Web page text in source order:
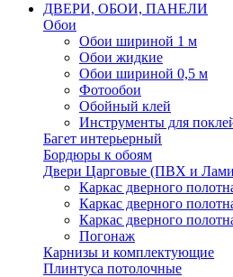
ДВЕРИ, ОБОИ, ПАНЕЛИ
Обои
Обои шириной 1 м
Обои жидкие
Обои шириной 0,5 м
Фотообои
Обойный клей
Инструменты для
Багет интерьерный
Бордюры к обоям
Двери Царговые (ПВХ и
Каркас дверного
Каркас дверного
Каркас дверного
Погонаж
Карнизы и комплектующие
Плинтуса потолочные